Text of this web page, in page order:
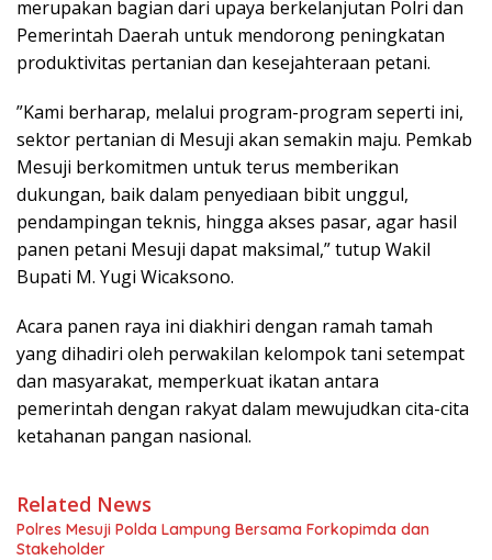
merupakan bagian dari upaya berkelanjutan Polri dan
Pemerintah Daerah untuk mendorong peningkatan
produktivitas pertanian dan kesejahteraan petani.
​”Kami berharap, melalui program-program seperti ini,
sektor pertanian di Mesuji akan semakin maju. Pemkab
Mesuji berkomitmen untuk terus memberikan
dukungan, baik dalam penyediaan bibit unggul,
pendampingan teknis, hingga akses pasar, agar hasil
panen petani Mesuji dapat maksimal,” tutup Wakil
Bupati M. Yugi Wicaksono.
​Acara panen raya ini diakhiri dengan ramah tamah
yang dihadiri oleh perwakilan kelompok tani setempat
dan masyarakat, memperkuat ikatan antara
pemerintah dengan rakyat dalam mewujudkan cita-cita
ketahanan pangan nasional.
Related News
Polres Mesuji Polda Lampung Bersama Forkopimda dan
Stakeholder